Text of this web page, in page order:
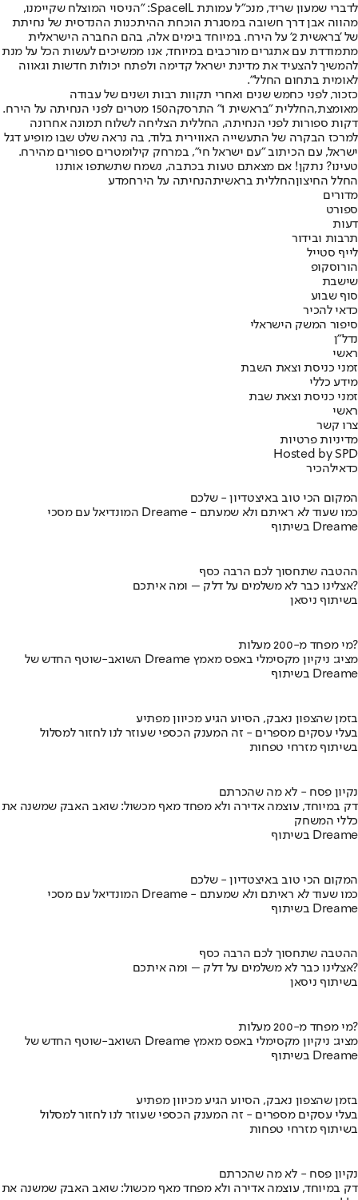
לדברי שמעון שריד, מנכ"ל עמותת SpaceIL: "הניסוי המוצלח שקיימנו,
מהווה אבן דרך חשובה במסגרת הוכחת ההיתכנות ההנדסית של נחיתת
של 'בראשית 2' על הירח. במיוחד בימים אלה, בהם החברה הישראלית
מתמודדת עם אתגרים מורכבים במיוחד, אנו ממשיכים לעשות הכל על מנת
להמשיך להצעיד את מדינת ישראל קדימה ולפתח יכולות חדשות וגאווה
לאומית בתחום החלל".
כזכור, לפני כחמש שנים ואחרי תקוות רבות ושנים של עבודה
מאומצת,החללית "בראשית 1" התרסקה
150 מטרים לפני הנחיתה על הירח.
דקות ספורות לפני הנחיתה, החללית הצליחה לשלוח תמונה אחרונה
למרכז הבקרה של התעשייה האווירית בלוד, בה נראה שלט שבו מופיע דגל
ישראל, עם הכיתוב "עם ישראל חי", במרחק קילומטרים ספורים מהירח.
טעינו? נתקן! אם מצאתם טעות בכתבה, נשמח שתשתפו אותנו
החלל החיצוןהחללית בראשיתהנחיתה על הירחמדע
מדורים
ספורט
דעות
תרבות ובידור
לייף סטייל
הורוסקופ
שישבת
סוף שבוע
כדאי להכיר
סיפור המשק הישראלי
נדל"ן
ראשי
זמני כניסת וצאת השבת
מידע כללי
זמני כניסת וצאת שבת
ראשי
צרו קשר
מדיניות פרטיות
Hosted by SPD
כדאילהכיר
המקום הכי טוב באיצטדיון - שלכם
המונדיאל עם מסכי Dreame - כמו שעוד לא ראיתם ולא שמעתם
בשיתוף Dreame
ההטבה שתחסוך לכם הרבה כסף
אצלינו כבר לא משלמים על דלק – ומה איתכם?
בשיתוף ניסאן
מי מפחד מ-200 מעלות?
השואב-שוטף החדש של Dreame מציג: ניקיון מקסימלי באפס מאמץ
בשיתוף Dreame
בזמן שהצפון נאבק, הסיוע הגיע מכיוון מפתיע
בעלי עסקים מספרים - זה המענק הכספי שעוזר לנו לחזור למסלול
בשיתוף מזרחי טפחות
נקיון פסח - לא מה שהכרתם
דק במיוחד, עוצמה אדירה ולא מפחד מאף מכשול: שואב האבק שמשנה את
כללי המשחק
בשיתוף Dreame
המקום הכי טוב באיצטדיון - שלכם
המונדיאל עם מסכי Dreame - כמו שעוד לא ראיתם ולא שמעתם
בשיתוף Dreame
ההטבה שתחסוך לכם הרבה כסף
אצלינו כבר לא משלמים על דלק – ומה איתכם?
בשיתוף ניסאן
מי מפחד מ-200 מעלות?
השואב-שוטף החדש של Dreame מציג: ניקיון מקסימלי באפס מאמץ
בשיתוף Dreame
בזמן שהצפון נאבק, הסיוע הגיע מכיוון מפתיע
בעלי עסקים מספרים - זה המענק הכספי שעוזר לנו לחזור למסלול
בשיתוף מזרחי טפחות
נקיון פסח - לא מה שהכרתם
דק במיוחד, עוצמה אדירה ולא מפחד מאף מכשול: שואב האבק שמשנה את